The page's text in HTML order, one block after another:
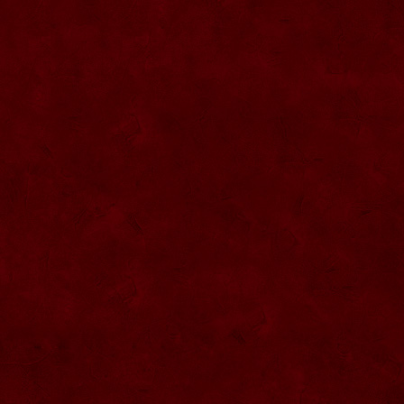
SG008 Dozator tuica
SG003 Sticla vioara
ml